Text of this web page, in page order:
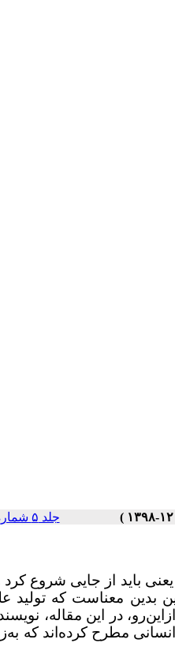
جلد ۵ شماره ۴ صفحات ۲۶-۷
باید از جایی شروع
بدین معناست که تولید
در این مقاله،
مطرح کرده‌اند که